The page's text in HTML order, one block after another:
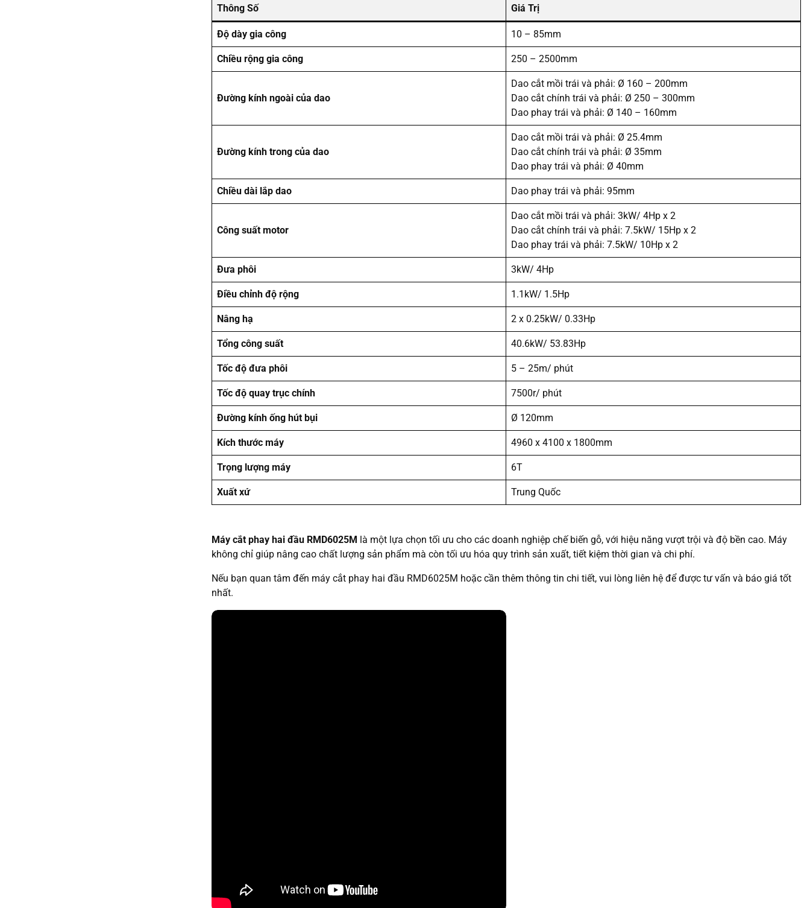
Thông Số Giá Trị
Độ dày gia công 10 – 85mm
Chiều rộng gia công 250 – 2500mm
Đường kính ngoài của dao
Dao cắt mồi trái và phải: Ø 160 – 200mm
Dao cắt chính trái và phải: Ø 250 – 300mm
Dao phay trái và phải: Ø 140 – 160mm
Đường kính trong của dao
Dao cắt mồi trái và phải: Ø 25.4mm
Dao cắt chính trái và phải: Ø 35mm
Dao phay trái và phải: Ø 40mm
Chiều dài lắp dao Dao phay trái và phải: 95mm
Công suất motor
Dao cắt mồi trái và phải: 3kW/ 4Hp x 2
Dao cắt chính trái và phải: 7.5kW/ 15Hp x 2
Dao phay trái và phải: 7.5kW/ 10Hp x 2
Đưa phôi 3kW/ 4Hp
Điều chỉnh độ rộng 1.1kW/ 1.5Hp
Nâng hạ 2 x 0.25kW/ 0.33Hp
Tổng công suất 40.6kW/ 53.83Hp
Tốc độ đưa phôi 5 – 25m/ phút
Tốc độ quay trục chính 7500r/ phút
Đường kính ống hút bụi Ø 120mm
Kích thước máy 4960 x 4100 x 1800mm
Trọng lượng máy 6T
Xuất xứ Trung Quốc
Máy cắt phay hai đầu RMD6025M là một lựa chọn tối ưu cho các doanh nghiệp chế biến gỗ, với hiệu năng vượt trội và độ bền cao. Máy
không chỉ giúp nâng cao chất lượng sản phẩm mà còn tối ưu hóa quy trình sản xuất, tiết kiệm thời gian và chi phí.
Nếu bạn quan tâm đến máy cắt phay hai đầu RMD6025M hoặc cần thêm thông tin chi tiết, vui lòng liên hệ để được tư vấn và báo giá tốt
nhất.